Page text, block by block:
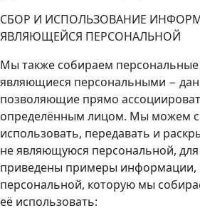
СБОР И ИСПОЛЬЗОВАНИЕ
ЯВЛЯЮЩЕЙСЯ ПЕРСОНАЛЬНОЙ
Мы также собираем
являющиеся персональными −
позволяющие прямо
определённым лицом. Мы можем
использовать, передавать и
не являющуюся персональной,
приведены примеры информации,
персональной, которую мы
её использовать: